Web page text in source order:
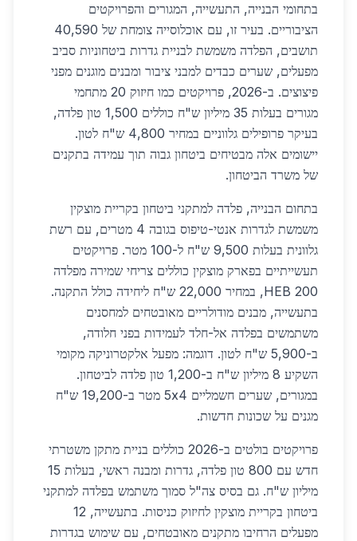
בתחומי הבנייה, התעשייה, המגורים והפרויקטים
הציבוריים. בעיר זו, עם אוכלוסייה צומחת של 40,590
תושבים, הפלדה משמשת לבניית גדרות ביטחוניות סביב
מפעלים, שערים כבדים למבני ציבור ומבנים מוגנים מפני
פיצוצים. ב-2026, פרויקטים כמו חיזוק 20 מתחמי
מגורים בעלות 35 מיליון ש"ח כוללים 1,500 טון פלדה,
בעיקר פרופילים גלווניים במחיר 4,800 ש"ח לטון.
יישומים אלה מבטיחים ביטחון גבוה תוך עמידה בתקנים
של משרד הביטחון.
בתחום הבנייה, פלדה למתקני ביטחון בקריית מוצקין
משמשת לגדרות אנטי-טיפוס בגובה 4 מטרים, עם רשת
גלוונית בעלות 9,500 ש"ח ל-100 מטר. פרויקטים
תעשייתיים בפארק מוצקין כוללים צריחי שמירה מפלדה
HEB 200, במחיר 22,000 ש"ח ליחידה כולל התקנה.
בתעשייה, מבנים מודולריים מאובטחים למחסנים
משתמשים בפלדה אל-חלד לעמידות בפני חלודה,
ב-5,900 ש"ח לטון. דוגמה: מפעל אלקטרוניקה מקומי
השקיע 8 מיליון ש"ח ב-1,200 טון פלדה לביטחון.
במגורים, שערים חשמליים 5x4 מטר ב-19,200 ש"ח
מגנים על שכונות חדשות.
פרויקטים בולטים ב-2026 כוללים בניית מתקן משטרתי
חדש עם 800 טון פלדה, גדרות ומבנה ראשי, בעלות 15
מיליון ש"ח. גם בסיס צה"ל סמוך משתמש בפלדה למתקני
ביטחון בקריית מוצקין לחיזוק כניסות. בתעשייה, 12
מפעלים הרחיבו מתקנים מאובטחים, עם שימוש בגדרות